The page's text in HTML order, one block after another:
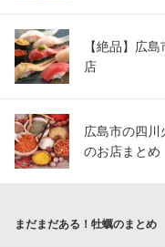
【絶品】広
店
広島市の四川
のお店まとめ
まだまだある！牡蠣のまとめ